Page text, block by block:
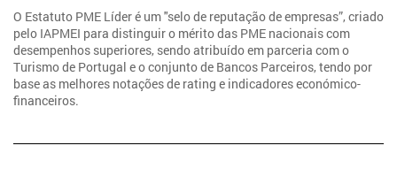
O Estatuto PME Líder é um "selo de reputação de empresas”, criado
pelo IAPMEI para distinguir o mérito das PME nacionais com
desempenhos superiores, sendo atribuído em parceria com o
Turismo de Portugal e o conjunto de Bancos Parceiros, tendo por
base as melhores notações de rating e indicadores económico-
financeiros.